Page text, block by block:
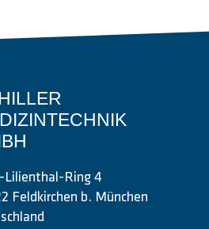
Lilienthal-Ring 4
Feldkirchen b. München